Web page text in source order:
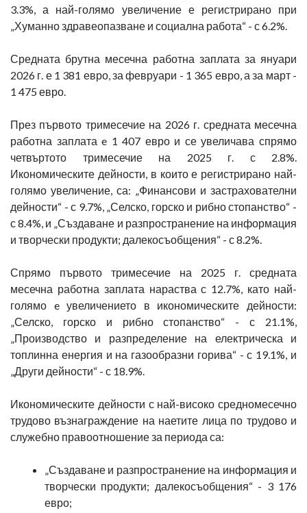
3.3%, а най-голямо увеличение е регистрирано при
„Хуманно здравеопазване и социална работа“ - с 6.2%.
Средната брутна месечна работна заплата за януари
2026 г. е 1 381 евро, за февруари - 1 365 евро, а за март -
1 475 евро.
През първото тримесечие на 2026 г. средната месечна
работна заплата e 1 407 евро и се увеличава спрямо
четвъртото тримесечие на 2025 г. с 2.8%.
Икономическите дейности, в които е регистрирано най-
голямо увеличение, са: „Финансови и застрахователни
дейности“ - с 9.7%, „Селско, горско и рибно стопанство“ -
с 8.4%, и „Създаване и разпространение на информация
и творчески продукти; далекосъобщения“ - с 8.2%.
Спрямо първото тримесечие на 2025 г. средната
месечна работна заплата нараства с 12.7%, като най-
голямо e увеличението в икономическите дейности:
„Селско, горско и рибно стопанство“ - с 21.1%,
„Производство и разпределение на електрическа и
топлинна енергия и на газообразни горива“ - с 19.1%, и
„Други дейности“ - с 18.9%.
Икономическите дейности с най-високо средномесечно
трудово възнаграждение на наетите лица по трудово и
служебно правоотношение за периода са:
„Създаване и разпространение на информация и
творчески продукти; далекосъобщения“ - 3 176
евро;